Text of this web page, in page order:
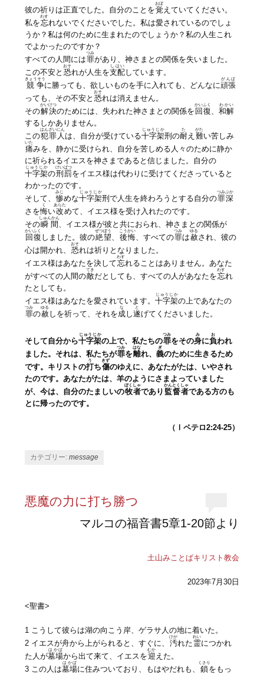
彼の祈りは正直でした。自分のことを覚
おぼ
えていてください。
私を忘
わす
れないでくださいでした。私は愛されているのでしょ
うか？私は何のために生まれたのでしょうか？私の人生これ
でよかったのですか？
すべての人間には罪
つみ
があり、神さまとの関係を失いました。
この不安と 恐
おそ
れが人生を支配
しはい
しています。
競争
きょうそう
に勝っても、欲しいものを手に入れても、どんなに頑張
がんば
っても、その不安と 恐
おそ
れは消えません。
その解決
かいけつ
のためには、失われた神さまとの関係を 回復
かいふく
、和解
わかい
するしかありません。
この犯罪人
はんざいにん
は、自分が受けている十字架
じゅうじか
刑の耐
た
え 難
がた
い苦しみ
痛
いた
みを、静かに受けられ、自分を苦しめる人々のために静か
に祈られるイエスを神さまであると信じました。自分の
十字架
じゅうじか
の刑罰
けいばつ
をイエス様は代わりに受けてくださっていると
わかったのです。
そして、惨
みじ
めな十字架
じゅうじか
刑で人生を終わろうとする自分の罪深
つみぶか
さを悔
く
い改
あらた
めて、イエス様を受け入れたのです。
その瞬間
しゅんかん
、イエス様が彼と共におられ、神さまとの関係が
回復
かいふく
しました。彼の絶望
ぜつぼう
後悔
こうかい
、すべての罪
つみ
は赦
ゆる
され、彼の
心は開かれ、 恐
おそ
れは祈りとなりました。
イエス様はあなたを決して忘
わす
れることはありません。あなた
がすべての人間の敵
てき
だとしても、すべての人があなたを忘
わす
れ
たとしても。
イエス様はあなたを愛されています。十字架
じゅうじか
の上であなたの
罪
つみ
の赦
ゆる
しを祈って、それを成
な
し遂
と
げてくださいました。
そして自分から十字架
じゅうじか
の上で、私たちの罪
つみ
をその身
み
に負
お
われ
ました。それは、私たちが罪
つみ
を離
はな
れ、義
ぎ
のために生きるため
です。キリストの打
う
ち傷
きず
のゆえに、あなたがたは、いやされ
たのです。あなたがたは、羊のようにさまよっていました
が、今は、自分のたましいの牧者
ぼくしゃ
であり 監督者
かんとくしゃ
である方のも
とに帰ったのです。
（Ⅰペテロ2:24-25）
カテゴリー:message
悪魔の力に打ち勝つ
マルコの福音書5章1-20節より
土山みことばキリスト教会
2023年7月30日
<聖書>
1 こうして彼らは湖の向こう岸、ゲラサ人の地に着いた。
2 イエスが舟から上がられると、すぐに、 汚
けが
れた 霊
れい
につかれ
た人が墓場
はかば
から出て来て、イエスを迎
むか
えた。
3 この人は墓場
はかば
に住みついており、もはやだれも、 鎖
くさり
をもっ